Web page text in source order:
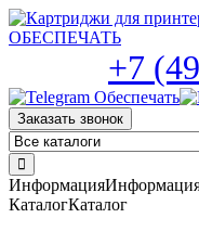
Skip
to
+7
Заказать звонок
Информация
КаталогКаталог